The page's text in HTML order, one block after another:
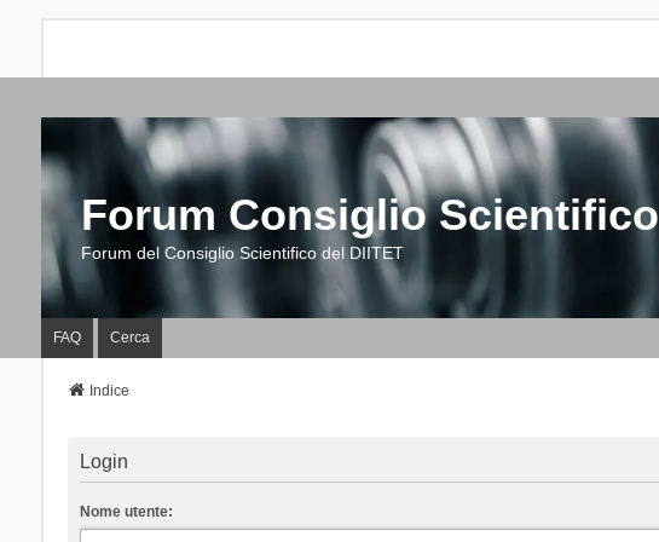
Forum Consiglio Scientifico
Forum del Consiglio Scientifico del DIITET
FAQ Cerca
Indice
Login
Nome utente: